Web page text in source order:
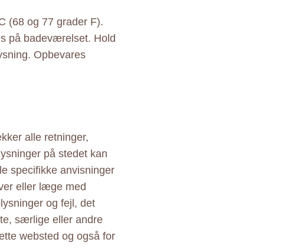
(68 og 77 grader F).
på badeværelset. Hold
Opbevares
alle retninger,
på stedet kan
specifikke anvisninger
eller læge med
og fejl, det
særlige eller andre
websted og også for